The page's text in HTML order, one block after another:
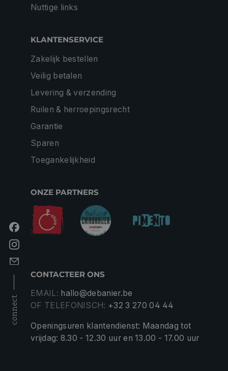
connect
Nuttige links
KLANTENSERVICE
Zakelijk bestellen
Veilig betalen
Levering & verzending
Ruilen & herroepingsrecht
Garantie
Sparen
Toegankelijkheid
ONZE PARTNERS
CONTACTEER ONS
EMAIL: hallo@debanier.be
OF TELEFONISCH: +32 3 270 04 44
Openingsuren klantendienst: Maandag tot
vrijdag: 8.30 - 12.30 uur en 13.00 - 17.00 uur